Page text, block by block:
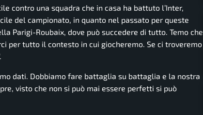
contro una squadra che in casa ha battuto l’Inter,
del campionato, in quanto nel passato per queste
Parigi-Roubaix, dove può succedere di tutto. Temo che
per tutto il contesto in cui giocheremo. Se ci troveremo
dati. Dobbiamo fare battaglia su battaglia e la nostra
visto che non si può mai essere perfetti si può